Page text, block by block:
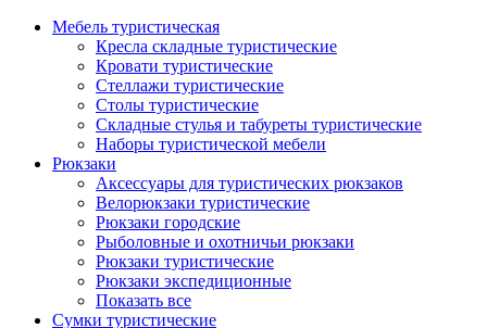
Мебель туристическая
Кресла складные туристические
Кровати туристические
Стеллажи туристические
Столы туристические
Складные стулья и табуреты туристические
Наборы туристической мебели
Рюкзаки
Аксессуары для туристических рюкзаков
Велорюкзаки туристические
Рюкзаки городские
Рыболовные и охотничьи рюкзаки
Рюкзаки туристические
Рюкзаки экспедиционные
Показать все
Сумки туристические